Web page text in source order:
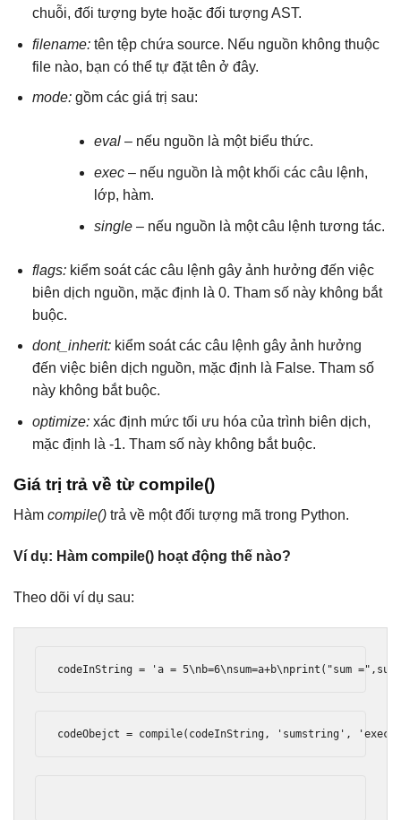
chuỗi, đối tượng byte hoặc đối tượng AST.
filename:tên tệp chứa source. Nếu nguồn không thuộc
file nào, bạn có thể tự đặt tên ở đây.
mode:gồm các giá trị sau:
eval– nếu nguồn là một biểu thức.
exec– nếu nguồn là một khối các câu lệnh,
lớp, hàm.
single– nếu nguồn là một câu lệnh tương tác.
flags:kiểm soát các câu lệnh gây ảnh hưởng đến việc
biên dịch nguồn, mặc định là 0. Tham số này không bắt
buộc.
dont_inherit:kiểm soát các câu lệnh gây ảnh hưởng
đến việc biên dịch nguồn, mặc định là False. Tham số
này không bắt buộc.
optimize:xác định mức tối ưu hóa của trình biên dịch,
mặc định là -1. Tham số này không bắt buộc.
Giá trị trả về từ compile()
Hàm compile() trả về một đối tượng mã trong Python.
Ví dụ: Hàm compile() hoạt động thế nào?
Theo dõi ví dụ sau:
codeInString = 'a = 5\nb=6\nsum=a+b\nprint("sum
codeObejct = compile( codeInString , 'sumstring' , 'exec'